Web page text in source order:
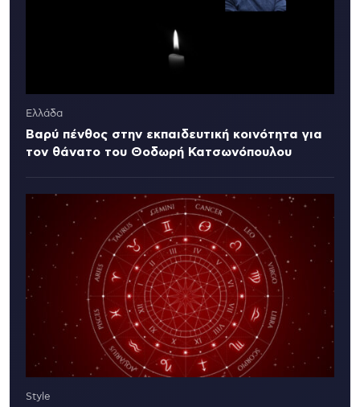
Ελλάδα
Βαρύ πένθος στην εκπαιδευτική κοινότητα για
τον θάνατο του Θοδωρή Κατσωνόπουλου
Style